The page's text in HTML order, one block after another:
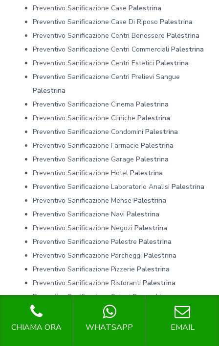
Preventivo Sanificazione Case Palestrina
Preventivo Sanificazione Case Di Riposo Palestrina
Preventivo Sanificazione Centri Benessere Palestrina
Preventivo Sanificazione Centri Commerciali Palestrina
Preventivo Sanificazione Centri Estetici Palestrina
Preventivo Sanificazione Centri Prelievi Sangue
Palestrina
Preventivo Sanificazione Cinema Palestrina
Preventivo Sanificazione Cliniche Palestrina
Preventivo Sanificazione Condomini Palestrina
Preventivo Sanificazione Farmacie Palestrina
Preventivo Sanificazione Garage Palestrina
Preventivo Sanificazione Hotel Palestrina
Preventivo Sanificazione Laboratorio Analisi Palestrina
Preventivo Sanificazione Mense Palestrina
Preventivo Sanificazione Navi Palestrina
Preventivo Sanificazione Negozi Palestrina
Preventivo Sanificazione Palestre Palestrina
Preventivo Sanificazione Parcheggi Palestrina
Preventivo Sanificazione Pizzerie Palestrina
Preventivo Sanificazione Ristoranti Palestrina
Preventivo Sanificazione Saloni Parrucchiere
Palestrina
Preventivo Sanificazione Studi Medici
Palestrina
CHIAMA ORA WHATSAPP EMAIL